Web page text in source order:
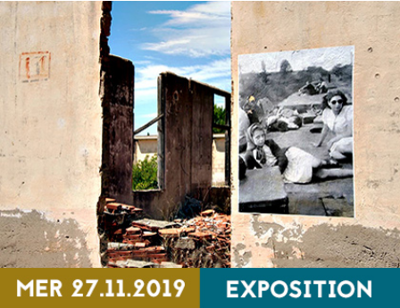
Georges Vizyinos et L’Unique Voyage de sa vie
RENCONTRE